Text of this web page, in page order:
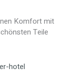
Komfort mit
Teile
hotel